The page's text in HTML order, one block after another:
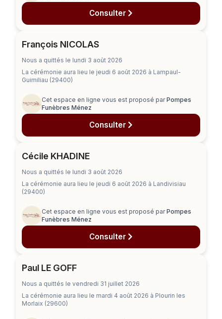
Consulter
François NICOLAS
Nous a quittés le lundi 3 août 2026
La cérémonie aura lieu le jeudi 6 août 2026 à Lampaul-
Guimiliau (29400)
Cet espace en ligne vous est proposé parPompes
Funèbres Ménez
Consulter
Cécile KHADINE
Nous a quittés le lundi 3 août 2026
La cérémonie aura lieu le jeudi 6 août 2026 à Landivisiau
(29400)
Cet espace en ligne vous est proposé parPompes
Funèbres Ménez
Consulter
Paul LE GOFF
Nous a quittés le vendredi 31 juillet 2026
La cérémonie aura lieu le mardi 4 août 2026 à Plourin les
Morlaix (29600)